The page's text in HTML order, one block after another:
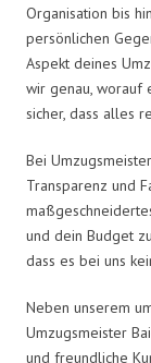
Organisation bis
persönlichen
Aspekt deines
wir genau, worauf
sicher, dass alles
Bei
Transparenz und
und dein Budget
dass es bei uns
Neben unserem
Umzugsmeister
und freundliche